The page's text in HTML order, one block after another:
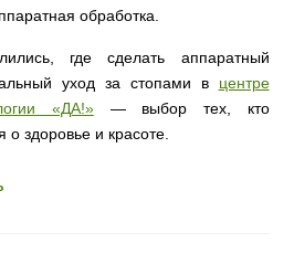
обработка.
где сделать аппаратный
уход за стопами в центре
«ДА!»— выбор тех, кто
о здоровье и красоте.